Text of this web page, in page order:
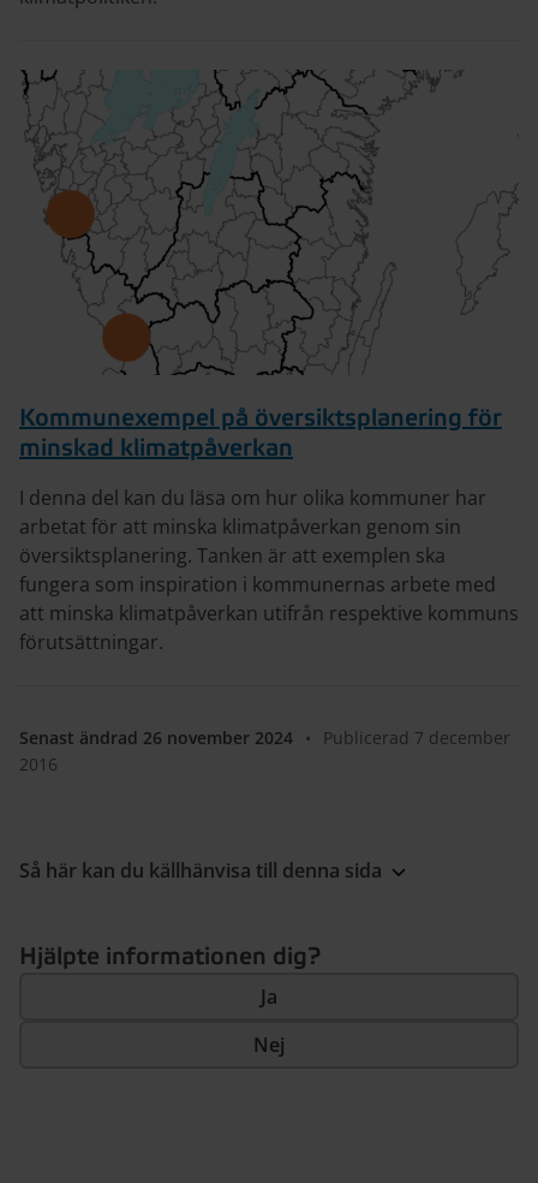
Kommunexempel på översiktsplanering för
minskad klimatpåverkan
I denna del kan du läsa om hur olika kommuner har
arbetat för att minska klimatpåverkan genom sin
översiktsplanering. Tanken är att exemplen ska
fungera som inspiration i kommunernas arbete med
att minska klimatpåverkan utifrån respektive kommuns
förutsättningar.
Senast ändrad 26 november 2024 •
Publicerad 7 december
2016
Så här kan du källhänvisa till denna sida
Hjälpte informationen dig?
Ja
Nej